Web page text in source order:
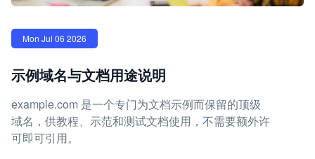
Mon Jul 06 2026
示例域名与文档用途说明
example.com 是一个专门为文档示例而保留的顶级
域名，供教程、示范和测试文档使用，不需要额外许
可即可引用。